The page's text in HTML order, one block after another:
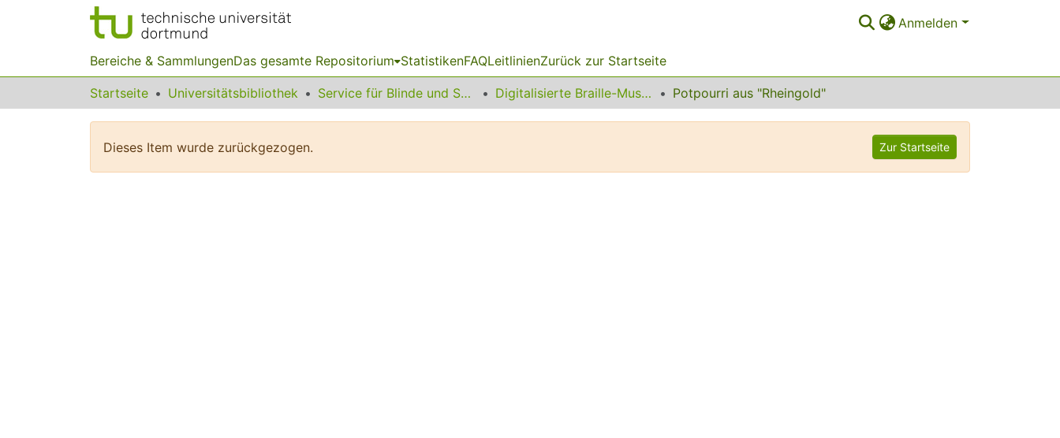
Anmelden
Bereiche & SammlungenDas gesamte Repositorium StatistikenFAQLeitlinienZurück zur Startseite
Startseite Universitätsbibliothek Service für Blinde und Sehbehinderte Digitalisierte Braille-Musik-Matrizen des VzfB Potpourri aus "Rheingold"
Dieses Item wurde zurückgezogen. Zur Startseite